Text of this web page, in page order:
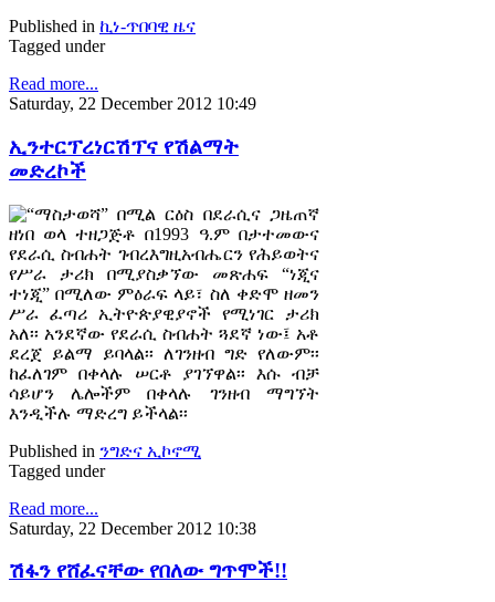
Published in ኪነ-ጥበባዊ ዜና
Tagged under
Read more...
Saturday, 22 December 2012 10:49
ኢንተርፕረነርሽፕና የሽልማት
መድረኮች
“ማስታወሻ” በሚል ርዕስ በደራሲና ጋዜጠኛ
ዘነበ ወላ ተዘጋጅቶ በ1993 ዓ.ም በታተመውና
የደራሲ ስብሐት ገብረእግዚአብሔርን የሕይወትና
የሥራ ታሪክ በሚያስቃኘው መጽሐፍ “ነጂና
ተነጂ” በሚለው ምዕራፍ ላይ፣ ስለ ቀድሞ ዘመን
ሥራ ፈጣሪ ኢትዮጵያዊያኖች የሚነገር ታሪክ
አለ፡፡ አንደኛው የደራሲ ስብሐት ጓደኛ ነው፤ አቶ
ደረጀ ይልማ ይባላል፡፡ ለገንዘብ ግድ የለውም፡፡
ከፈለገም በቀላሉ ሠርቶ ያገኘዋል፡፡ እሱ ብቻ
ሳይሆን ሌሎችም በቀላሉ ገንዘብ ማግኘት
እንዲችሉ ማድረግ ይችላል፡፡
Published in ንግድና ኢኮኖሚ
Tagged under
Read more...
Saturday, 22 December 2012 10:38
ሽፋን የሸፈናቸው የበለው ግጥሞች!!